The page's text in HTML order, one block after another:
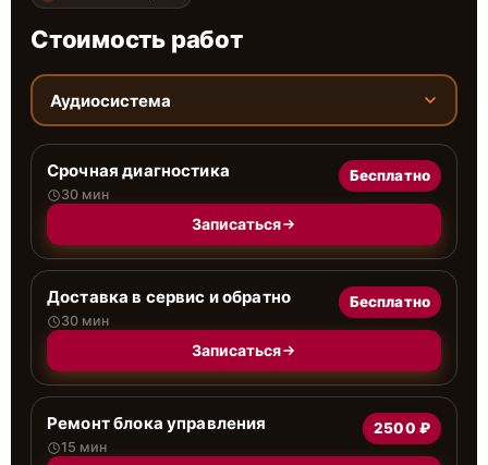
Стоимость работ
Аудиосистема
Срочная диагностика
30 мин
Бесплатно
Записаться
Доставка в сервис и обратно
30 мин
Бесплатно
Записаться
Ремонт блока управления
15 мин
2500 ₽